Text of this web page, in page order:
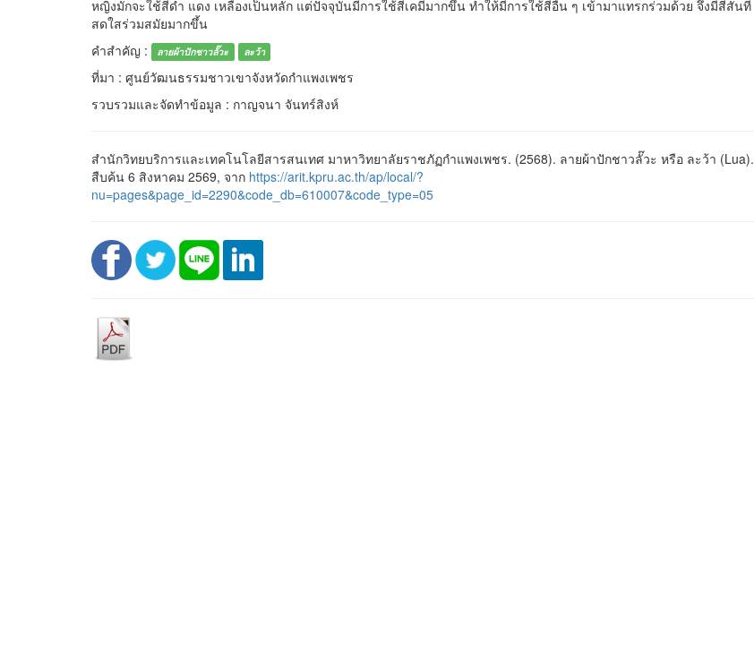
หญิงมักจะใช้สีดำ แดง เหลืองเป็นหลัก แต่ปัจจุบันมีการใช้สีเคมีมากขึ้น ทำให้มีการใช้สีอื่น ๆ เข้ามาแทรกร่วมด้วย จึงมีสีสันที่
สดใสร่วมสมัยมากขึ้น
คำสำคัญ :
ลายผ้าปักชาวลั๊วะ ละว้า
ที่มา : ศูนย์วัฒนธรรมชาวเขาจังหวัดกำแพงเพชร
รวบรวมและจัดทำข้อมูล : กาญจนา จันทร์สิงห์
สำนักวิทยบริการและเทคโนโลยีสารสนเทศ มาหาวิทยาลัยราชภัฏกำแพงเพชร. (2568). ลายผ้าปักชาวลั๊วะ หรือ ละว้า (Lua).
สืบค้น 6 สิงหาคม 2569, จาก https://arit.kpru.ac.th/ap/local/?
nu=pages&page_id=2290&code_db=610007&code_type=05